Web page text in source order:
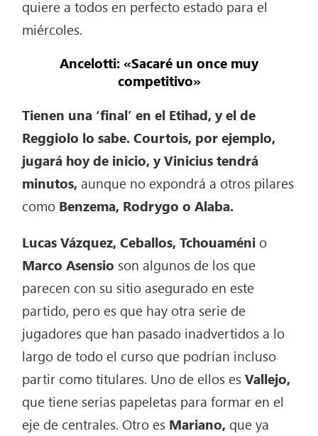
quiere a todos en perfecto estado para el
miércoles.
Ancelotti: «Sacaré un once muy
competitivo»
Tienen una ‘final’ en el Etihad, y el de
Reggiolo lo sabe. Courtois, por ejemplo,
jugará hoy de inicio, y Vinicius tendrá
minutos, aunque no expondrá a otros pilares
como Benzema, Rodrygo o Alaba.
Lucas Vázquez, Ceballos, Tchouaméni o
Marco Asensio son algunos de los que
parecen con su sitio asegurado en este
partido, pero es que hay otra serie de
jugadores que han pasado inadvertidos a lo
largo de todo el curso que podrían incluso
partir como titulares. Uno de ellos esVallejo,
que tiene serias papeletas para formar en el
eje de centrales. Otro es Mariano, que ya